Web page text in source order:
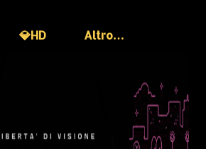
💎HD Altro…